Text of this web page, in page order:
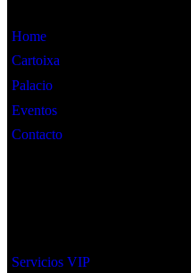
Home
Cartoixa
Palacio
Eventos
Contacto
Servicios VIP